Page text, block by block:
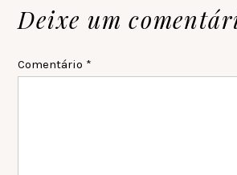
Reader
Interactions
Deixe um
Comentário *